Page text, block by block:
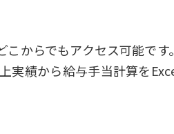
からでもアクセス可能で
実績から給与手当計算を